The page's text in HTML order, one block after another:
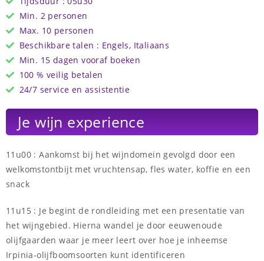
Min. 2 personen
Max. 10 personen
Beschikbare talen : Engels, Italiaans
Min. 15 dagen vooraf boeken
100 % veilig betalen
24/7 service en assistentie
Je wijn experience
11u00 : Aankomst bij het wijndomein gevolgd door een
welkomstontbijt met vruchtensap, fles water, koffie en een
snack
11u15 : Je begint de rondleiding met een presentatie van
het wijngebied. Hierna wandel je door eeuwenoude
olijfgaarden waar je meer leert over hoe je inheemse
Irpinia-olijfboomsoorten kunt identificeren